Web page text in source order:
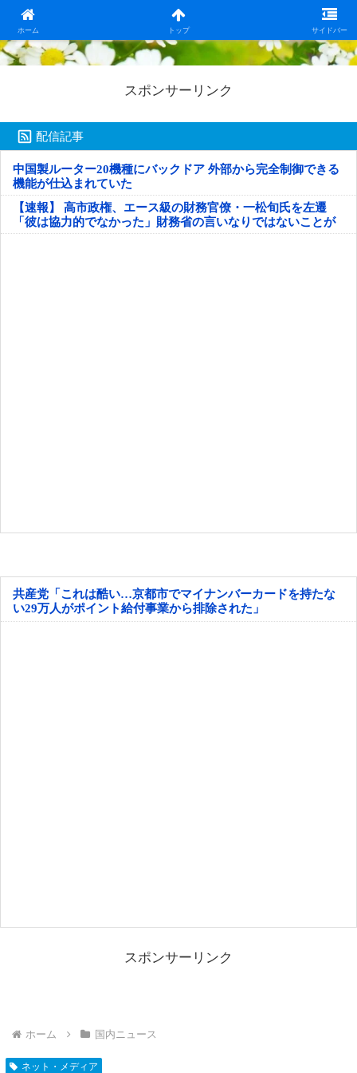
ホーム トップ サイドバー
日本第一！ニュース録
スポンサーリンク
配信記事
中国製ルーター20機種にバックドア 外部から完全制御できる
機能が仕込まれていた
【速報】 高市政権、エース級の財務官僚・一松旬氏を左遷
「彼は協力的でなかった」財務省の言いなりではないことが
判明
共産党「これは酷い…京都市でマイナンバーカードを持たな
い29万人がポイント給付事業から排除された」
スポンサーリンク
ホーム 国内ニュース
ネット・メディア